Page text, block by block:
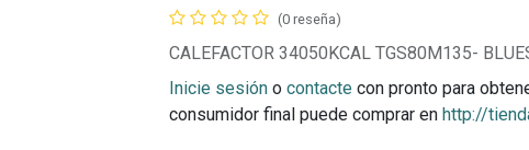
(0 reseña)
CALEFACTOR 34050KCAL TGS80M135-
Inicie sesión o contacte con pronto para
consumidor final puede comprar en http://